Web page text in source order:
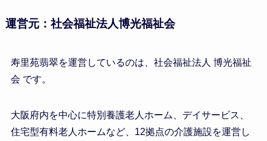
運営元：社会福祉法人博光福祉会
寿里苑翡翠を運営しているのは、社会福祉法人 博光福祉
会 です。
大阪府内を中心に特別養護老人ホーム、デイサービス、
住宅型有料老人ホームなど、12拠点の介護施設を運営し